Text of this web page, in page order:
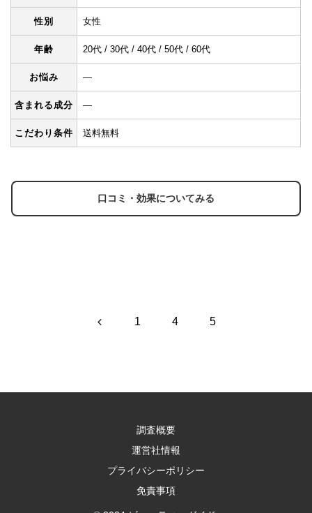
性別 女性
年齢 20代 / 30代 / 40代 / 50代 / 60代
お悩み ―
含まれる成分 ―
こだわり条件 送料無料
口コミ・効果についてみる
前 1 4 5
調査概要
運営社情報
プライバシーポリシー
免責事項